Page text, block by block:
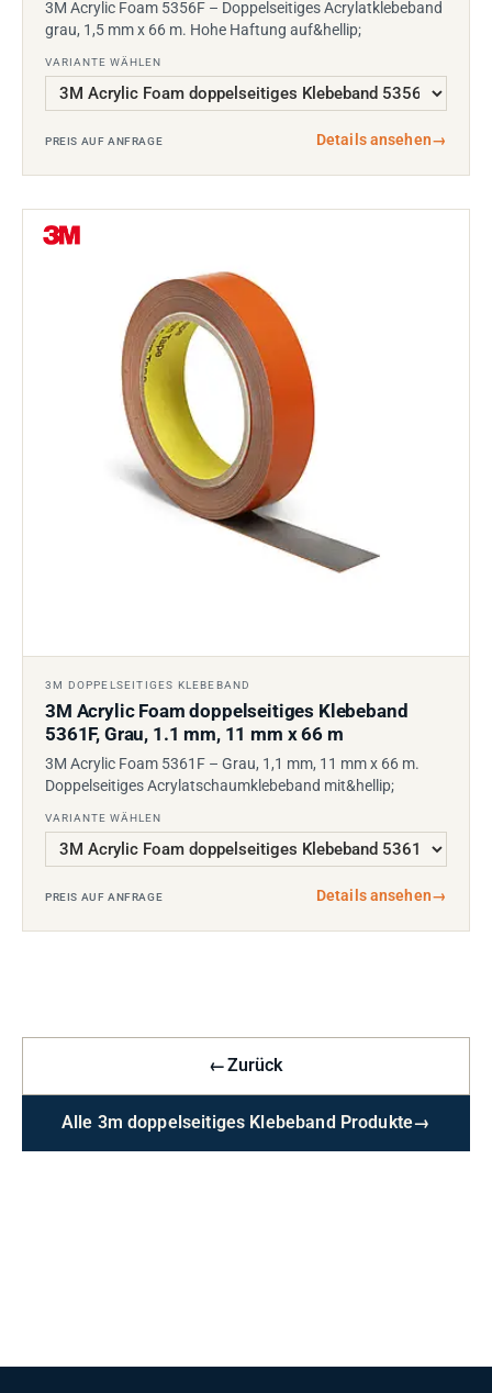
3M Acrylic Foam 5356F – Doppelseitiges Acrylatklebeband
grau, 1,5 mm x 66 m. Hohe Haftung auf&hellip;
VARIANTE WÄHLEN
PREIS AUF ANFRAGE Details ansehen→
3M DOPPELSEITIGES KLEBEBAND
3M Acrylic Foam doppelseitiges Klebeband
5361F, Grau, 1.1 mm, 11 mm x 66 m
3M Acrylic Foam 5361F – Grau, 1,1 mm, 11 mm x 66 m.
Doppelseitiges Acrylatschaumklebeband mit&hellip;
VARIANTE WÄHLEN
PREIS AUF ANFRAGE Details ansehen→
←Zurück
Alle 3m doppelseitiges Klebeband Produkte→